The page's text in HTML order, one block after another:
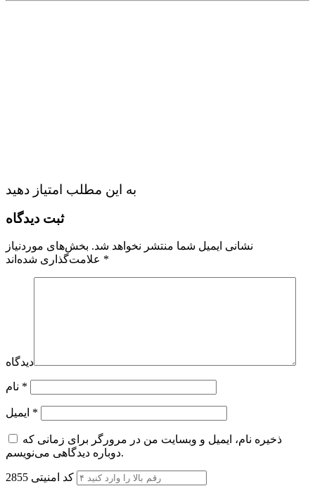
به این مطلب امتیاز دهید
ثبت دیدگاه
نشانی ایمیل شما منتشر نخواهد شد. بخش‌های موردنیاز
*
دیدگاه
*
*
ذخیره نام، ایمیل و وبسایت من در مرورگر برای زمانی که
دوباره دیدگاهی می‌نویسم.
کد امنیتی 2855